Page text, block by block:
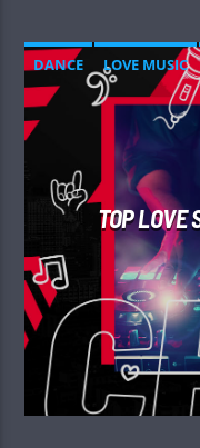
DANCE LOVE MUSIC
SPRING CHART
TOP LOVE